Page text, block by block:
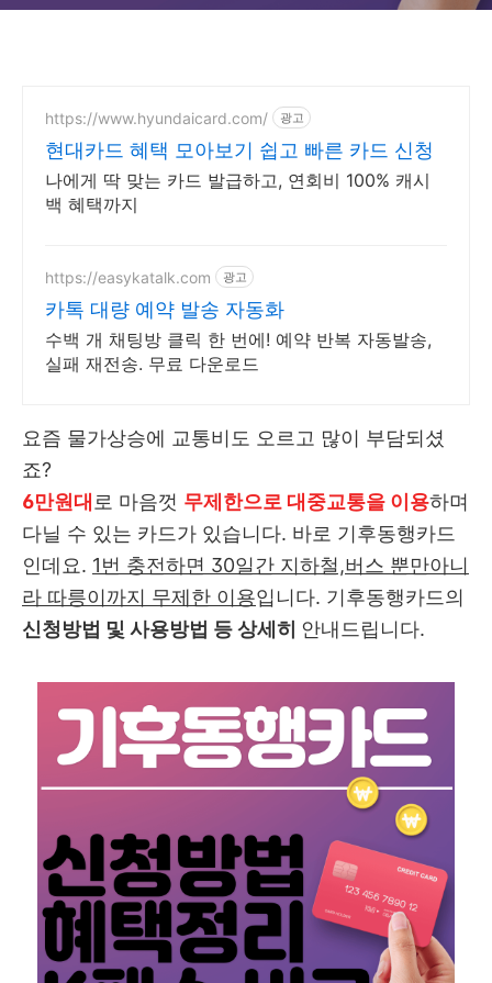
https://www.hyundaicard.com/ 광고
현대카드 혜택 모아보기 쉽고 빠른 카드 신청
나에게 딱 맞는 카드 발급하고, 연회비 100% 캐시
백 혜택까지
https://easykatalk.com 광고
카톡 대량 예약 발송 자동화
수백 개 채팅방 클릭 한 번에! 예약 반복 자동발송,
실패 재전송. 무료 다운로드
요즘 물가상승에 교통비도 오르고 많이 부담되셨
죠?
6만원대 로 마음껏 무제한으로 대중교통을 이용하며
다닐 수 있는 카드가 있습니다. 바로 기후동행카드
인데요. 1번 충전하면 30일간 지하철,버스 뿐만아니
라 따릉이까지 무제한 이용입니다. 기후동행카드의
신청방법 및 사용방법 등 상세히 안내드립니다.